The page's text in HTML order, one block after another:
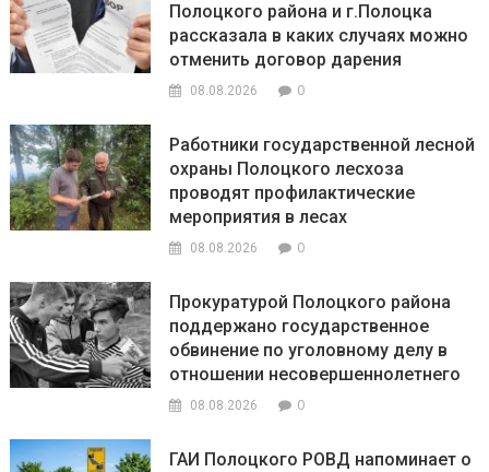
Полоцкого района и г.Полоцка
рассказала в каких случаях можно
отменить договор дарения
08.08.2026 0
Работники государственной лесной
охраны Полоцкого лесхоза
проводят профилактические
мероприятия в лесах
08.08.2026 0
Прокуратурой Полоцкого района
поддержано государственное
обвинение по уголовному делу в
отношении несовершеннолетнего
08.08.2026 0
ГАИ Полоцкого РОВД напоминает о